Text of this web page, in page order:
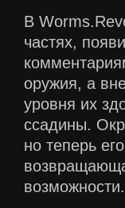
В
частях,
оружия, а
уровня их
ссадины.
но теперь
возможности.